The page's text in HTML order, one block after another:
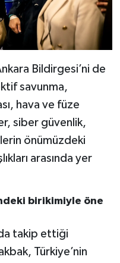
Bildirgesi’ni de
savunma,
hava ve füze
siber güvenlik,
önümüzdeki
arasında yer
birikimiyle öne
takip ettiği
Türkiye’nin